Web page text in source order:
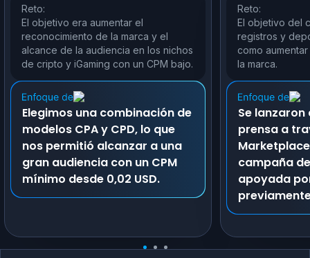
Reto:
El objetivo era aumentar el
reconocimiento de la marca y el
alcance de la audiencia en los nichos
de cripto y iGaming con un CPM bajo.
Elegimos una combinación de
modelos CPA y CPD, lo que
nos permitió alcanzar a una
gran audiencia con un CPM
mínimo desde 0,02 USD.
Reto:
El objetivo del
registros y
como
la marca.
Se
prensa a
campaña
apoyada